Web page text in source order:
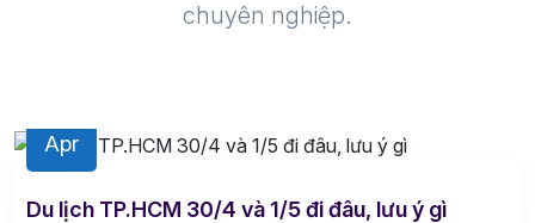
chuyên nghiệp.
Apr
Du lịch TP.HCM 30/4 và 1/5 đi đâu, lưu ý gì